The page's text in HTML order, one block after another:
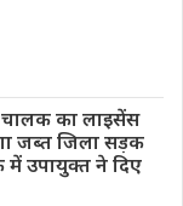
चालक का लाइसेंस
जब्त जिला सड़क
में उपायुक्त ने दिए